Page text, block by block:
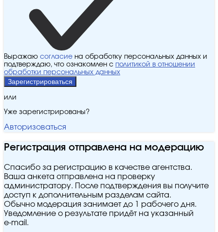
Выражаю согласие на обработку персональных данных и
подтверждаю, что ознакомлен с политикой в отношении
обработки персональных данных
Зарегистрироваться
или
Уже зарегистрированы?
Авторизоваться
Регистрация отправлена на модерацию
Спасибо за регистрацию в качестве агентства.
Ваша анкета отправлена на проверку
администратору. После подтверждения вы получите
доступ к дополнительным разделам сайта.
Обычно модерация занимает до 1 рабочего дня.
Уведомление о результате придёт на указанный
e‑mail.